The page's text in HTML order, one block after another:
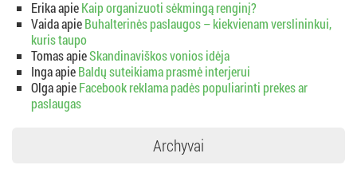
ErikaapieKaip organizuoti sėkmingą renginį?
VaidaapieBuhalterinės paslaugos – kiekvienam verslininkui,
kuris taupo
TomasapieSkandinaviškos vonios idėja
IngaapieBaldų suteikiama prasmė interjerui
OlgaapieFacebook reklama padės populiarinti prekes ar
paslaugas
Archyvai